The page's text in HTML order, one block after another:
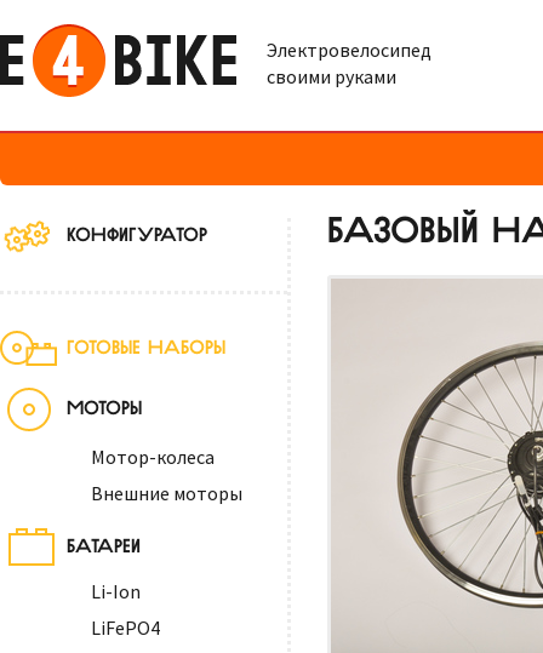
Электровелосипед
своими руками
КОНФИГУРАТОР
ГОТОВЫЕ НАБОРЫ
МОТОРЫ
Мотор-колеса
Внешние моторы
БАТАРЕИ
Li-Ion
LiFePO4
БАЗОВЫЙ